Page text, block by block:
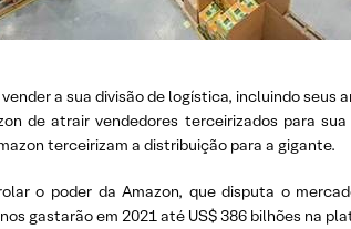
a sua divisão de logística, incluindo
de atrair vendedores terceirizados para
terceirizam a distribuição para a gigante.
o poder da Amazon, que disputa o
gastarão em 2021 até US$ 386 bilhões na